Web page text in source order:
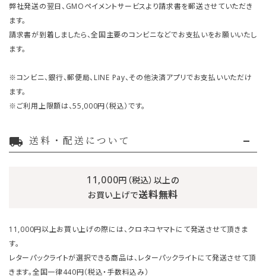
弊社発送の翌日、GMOペイメントサービスより請求書を郵送させていただき
ます。
請求書が到着しましたら、全国主要のコンビニなどでお支払いをお願いいたし
ます。
※コンビニ、銀行、郵便局、LINE Pay、その他決済アプリでお支払いいただけ
ます。
※ご利用上限額は、55,000円（税込）です。
local_shipping 送料・配送について
11,000円（税込）以上の
お買い上げで送料無料
11,000円以上お買い上げの際には、クロネコヤマトにて発送させて頂きま
す。
レターパックライトが選択できる商品は、レターパックライトにて発送させて頂
きます。全国一律440円（税込・手数料込み）